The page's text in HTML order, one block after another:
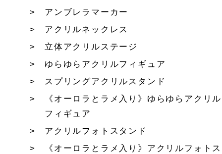
アンブレラマーカー
アクリルネックレス
立体アクリルステージ
ゆらゆらアクリルフィギュア
スプリングアクリルスタンド
《オーロラとラメ入り》ゆらゆらアクリル
フィギュア
アクリルフォトスタンド
《オーロラとラメ入り》アクリルフォトス